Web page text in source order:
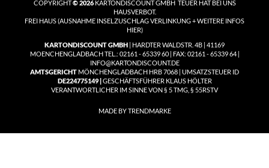
COPYRIGHT© 2026KARTONDISCOUNT GMBH TEUER HAT BEI UNS
HAUSVERBOT.
FREI HAUS(AUSNAHME INSELZUSCHLAG VERLINKUNG + WEITERE INFOS
HIER)
KARTONDISCOUNT GMBH | HARDTER WALDSTR. 4B | 41169
MOENCHENGLADBACH TEL.: 02161 - 65339 60 | FAX: 02161 - 65339 64 |
INFO@KARTONDISCOUNT.DE
AMTSGERICHT MÖNCHENGLADBACH HRB 7068 | UMSATZSTEUER ID
DE224775149 | GESCHÄFTSFÜHRER KLAUS HÖLTER
VERANTWORTLICHER IM SINNE VON § 5 TMG, § 55RSTV
MADE BY TRENDMARKE